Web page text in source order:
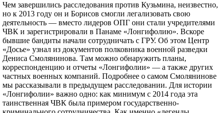
Чем завершились расследования против Кузьмина, неизвестно,
но к 2013 году он и Борисов смогли легализовать свою
деятельность — вместо лидеров ОПГ они стали учредителями
ЧВК и зарегистрировали в Панаме «Лонгифолию». Вскоре
бывшие бандиты начали сотрудничать с ГРУ. Об этом Центр
«Досье» узнал из документов полковника военной разведки
Дениса Смолянинова. Там можно обнаружить планы,
корреспонденцию и отчеты «Лонгифолии» — а также других
частных военных компаний. Подробнее о самом Смолянинове
мы рассказывали в предыдущем расследовании. Для истории
«Лонгифолии» важно одно: как минимум с 2014 года эта
таинственная ЧВК была примером государственно-